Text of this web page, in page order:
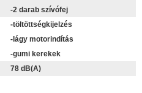
-2 darab szívófej
-töltöttségkijelzés
-lágy motorindítás
-gumi kerekek
78 dB(A)